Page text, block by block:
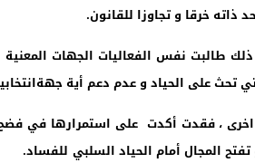
خرقا و تجاوزا للقانون.
طالبت نفس الفعاليات الجهات
تحث على الحياد و عدم دعم أية جهة
، فقدت أكدت على استمرارها في فضح
تفتح المجال أمام الحياد السلبي للفساد.